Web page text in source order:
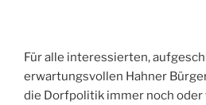
Für alle interessierten,
erwartungsvollen Hahner
die Dorfpolitik immer noch oder